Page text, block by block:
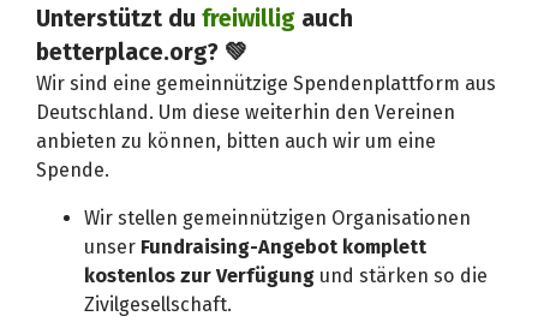
Unterstützt dufreiwillig auch
betterplace.org? 💚
Wir sind eine gemeinnützige Spendenplattform aus
Deutschland. Um diese weiterhin den Vereinen
anbieten zu können, bitten auch wir um eine
Spende.
Wir stellen gemeinnützigen Organisationen
unser Fundraising-Angebot komplett
kostenlos zur Verfügung und stärken so die
Zivilgesellschaft.
Deinen Beitrag an betterplace